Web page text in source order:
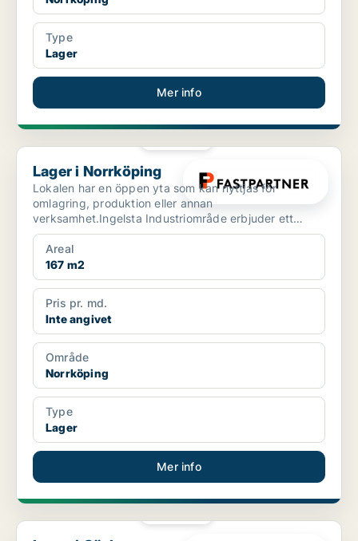
Type
Lager
Mer info
Lager i Norrköping
Lager i Norrköping
Lokalen har en öppen yta som kan nyttjas för
omlagring, produktion eller annan
verksamhet.Ingelsta Industriområde erbjuder ett
attraktivt och strategiskt läg...
Areal
167 m2
Pris pr. md.
Inte angivet
Område
Norrköping
Type
Lager
Mer info
Lager i Gävle